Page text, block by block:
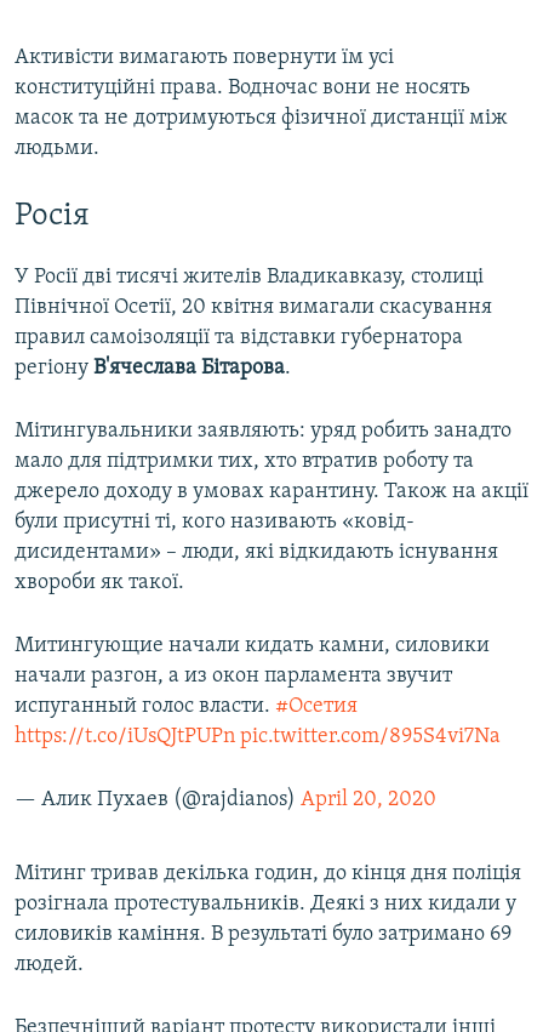
Активісти вимагають повернути їм усі
конституційні права. Водночас вони не носять
масок та не дотримуються фізичної дистанції між
людьми.
Росія
У Росії дві тисячі жителів Владикавказу, столиці
Північної Осетії, 20 квітня вимагали скасування
правил самоізоляції та відставки губернатора
регіону В'ячеслава Бітарова.
Мітингувальники заявляють: уряд робить занадто
мало для підтримки тих, хто втратив роботу та
джерело доходу в умовах карантину. Також на акції
були присутні ті, кого називають «ковід-
дисидентами» – люди, які відкидають існування
хвороби як такої.
Митингующие начали кидать камни, силовики
начали разгон, а из окон парламента звучит
испуганный голос власти. #Осетия
https://t.co/iUsQJtPUPn pic.twitter.com/895S4vi7Na
— Алик Пухаев (@rajdianos) April 20, 2020
Мітинг тривав декілька годин, до кінця дня поліція
розігнала протестувальників. Деякі з них кидали у
силовиків каміння. В результаті було затримано 69
людей.